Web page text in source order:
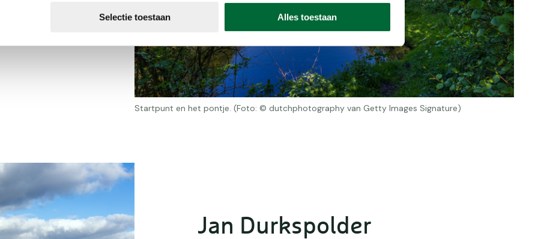
Selectie toestaan Alles toestaan
Startpunt en het pontje. (Foto: © dutchphotography van Getty Images Signature)
Jan Durkspolder